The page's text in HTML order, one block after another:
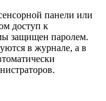
панели или
доступ к
защищен паролем.
в журнале, а в